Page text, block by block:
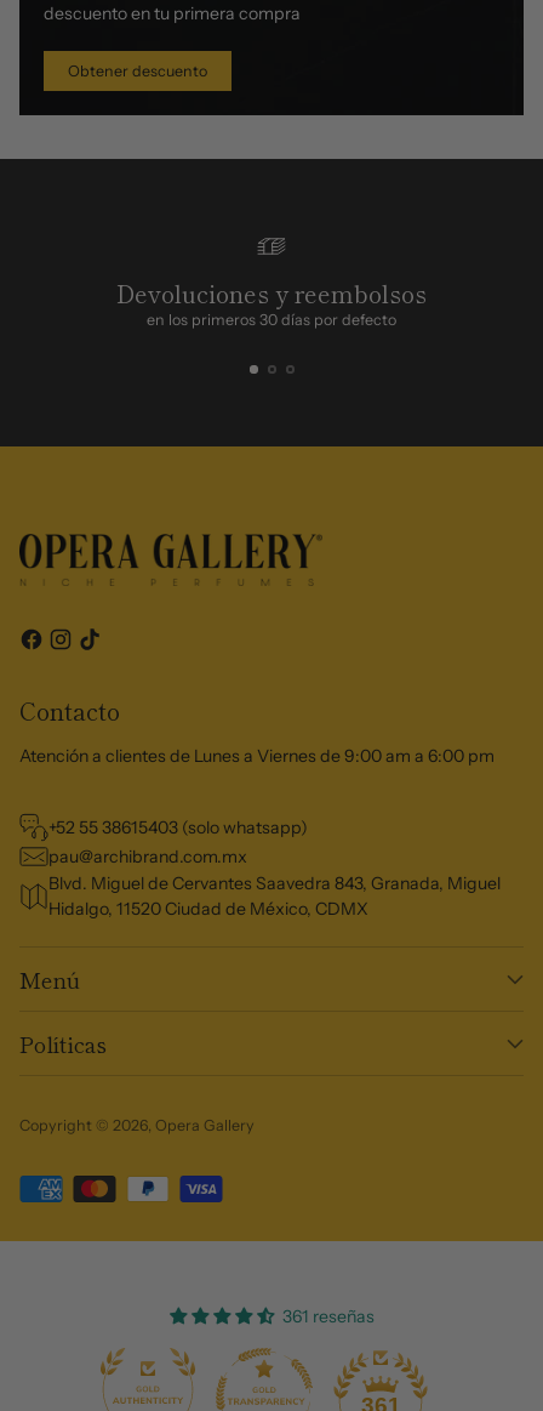
descuento en tu primera compra
Obtener descuento
Devoluciones y reembolsos
en los primeros 30 días por defecto
Contacto
Atención a clientes de Lunes a Viernes de 9:00 am a 6:00 pm
+52 55 38615403 (solo whatsapp)
pau@archibrand.com.mx
Blvd. Miguel de Cervantes Saavedra 843, Granada, Miguel
Hidalgo, 11520 Ciudad de México, CDMX
Menú
Políticas
Copyright © 2026, Opera Gallery
361 reseñas
36